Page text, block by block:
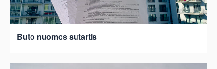
Buto nuomos sutartis